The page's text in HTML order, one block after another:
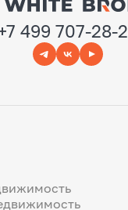
499 707-28-